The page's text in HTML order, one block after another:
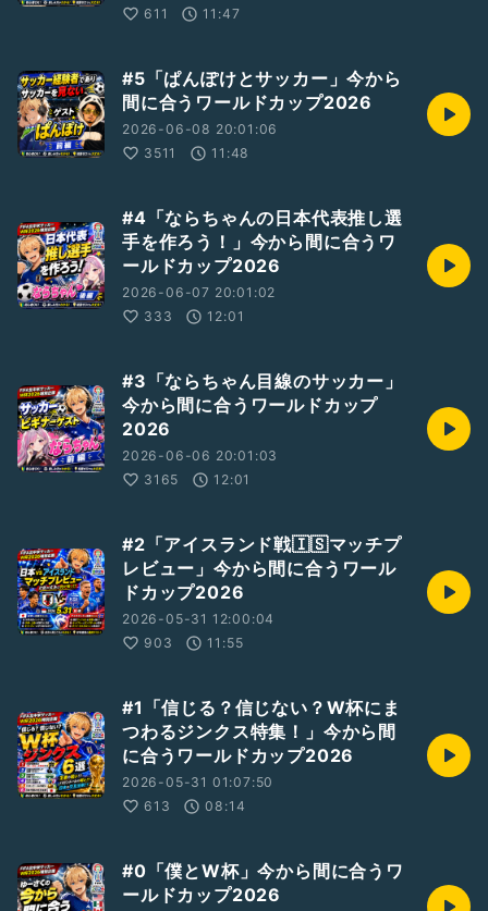
611
11:47
#5「ぱんぽけとサッカー」今から
間に合うワールドカップ2026
2026-06-08 20:01:06
3511
11:48
#4「ならちゃんの日本代表推し選
手を作ろう！」今から間に合うワ
ールドカップ2026
2026-06-07 20:01:02
333
12:01
#3「ならちゃん目線のサッカー」
今から間に合うワールドカップ
2026
2026-06-06 20:01:03
3165
12:01
#2「アイスランド戦🇮🇸マッチプ
レビュー」今から間に合うワール
ドカップ2026
2026-05-31 12:00:04
903
11:55
#1「信じる？信じない？W杯にま
つわるジンクス特集！」今から間
に合うワールドカップ2026
2026-05-31 01:07:50
613
08:14
#0「僕とW杯」今から間に合うワ
ールドカップ2026